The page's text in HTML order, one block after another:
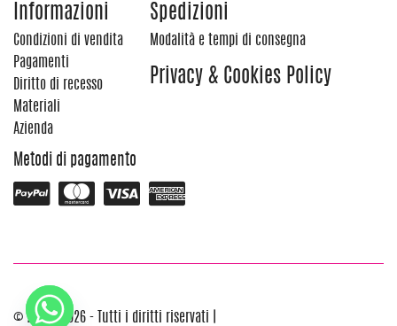
Informazioni
Condizioni di vendita
Pagamenti
Diritto di recesso
Materiali
Azienda
Spedizioni
Modalità e tempi di consegna
Privacy & Cookies Policy
Metodi di pagamento
© 2012 - 2026 - Tutti i diritti riservati |